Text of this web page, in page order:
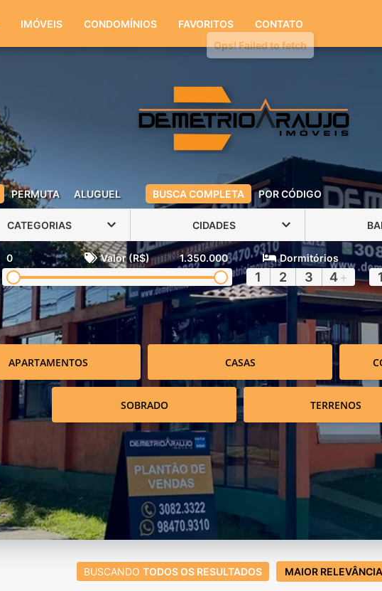
(51) 3082-3322 (51) 98470-9310
IMÓVEIS CONDOMÍNIOS FAVORITOS CONTATO
PERMUTA ALUGUEL BUSCA COMPLETA POR CÓDIGO
CATEGORIAS CIDADES
0 Valor (R$) 1.350.000 Dormitórios
1 2 3 4 + 1
APARTAMENTOS CASAS
SOBRADO TERRENOS
BUSCANDO TODOS OS RESULTADOS MAIOR RELEVÂNCIA